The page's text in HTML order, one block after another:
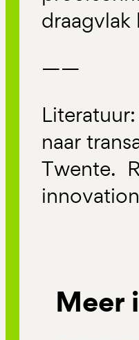
draagvlak
——
naar
Twente.
Meer